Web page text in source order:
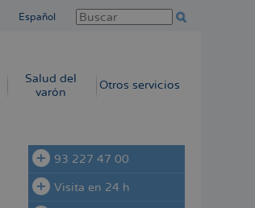
Español
Salud del
varón
Otros servicios
93 227 47 00
Visita en 24 h